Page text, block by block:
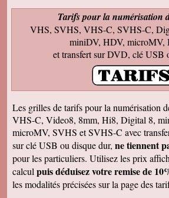
ferai de la publicité Bien
François M
Bien reçu! Reste à monter pour
bientôt pour du 8 et sup8mm.
Le colis est effectivement arrivé le
de Noël, c'était parfait. Elle est
pouvoir passer à nouveau un
Encore merci pour votre
de la pub si l'occasion se
souhaite une bonne année avec
vidéos à transposer. Bien
Séverine L
J'ai reçu le colis . Merci ça a l'air
Bonnes fêtes et à très bientôt
travaux.
Tarifs pour la numérisation
VHS, SVHS, VHS-C, SVHS-C,
miniDV, HDV, microMV,
et transfert sur DVD, clé USB
Les grilles de tarifs pour la numérisation
VHS-C, Video8, 8mm, Hi8, Digital 8,
microMV, SVHS et SVHS-C avec
sur clé USB ou disque dur, ne tiennent
pour les particuliers. Utilisez les prix
calcul puis déduisez votre remise de
les modalités précisées sur la page des